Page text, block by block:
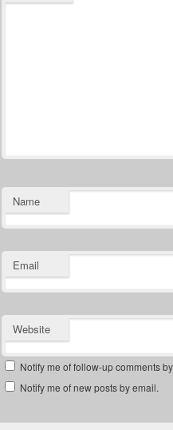
Name
Email
Website
Notify me of follow-up comments
Notify me of new posts by email.